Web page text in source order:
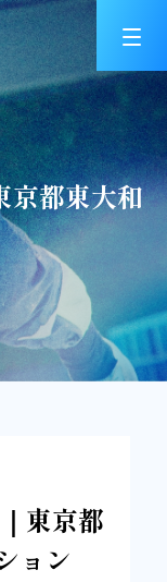
都東大和
東京都
ョン